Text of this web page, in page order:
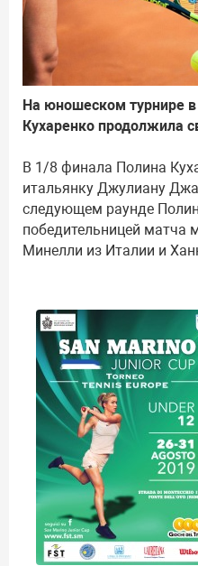
На юношеском турнире
Кухаренко продолжила
В 1/8 финала Полина
итальянку Джулиану
следующем раунде
победительницей матча
Минелли из Италии и